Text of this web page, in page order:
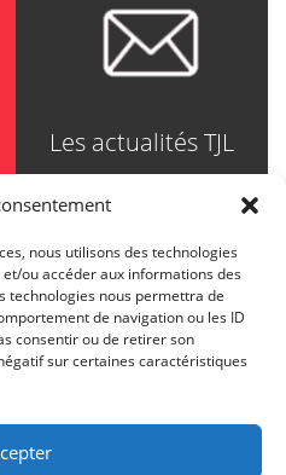
nous utilisons des technologies
ou accéder aux informations des
technologies nous permettra de
de navigation ou les ID
consentir ou de retirer son
sur certaines caractéristiques
Les actualités TJL
& LESPÉRANCE
& Solicitors
d'Armes, Suite 90
H2Y 2X8
8385
844-588-8385